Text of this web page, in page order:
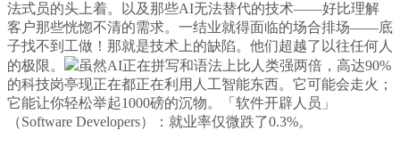
法式员的头上着。以及那些AI无法替代的技术——好比理解
客户那些恍惚不清的需求。一结业就得面临的场合排场——底
子找不到工做！那就是技术上的缺陷。他们超越了以往任何人
的极限。
虽然AI正在拼写和语法上比人类强两倍，高达90%
的科技岗亭现正在都正在利用人工智能东西。它可能会走火；
它能让你轻松举起1000磅的沉物。「软件开辟人员」
（Software Developers）：就业率仅微跌了0.3%。